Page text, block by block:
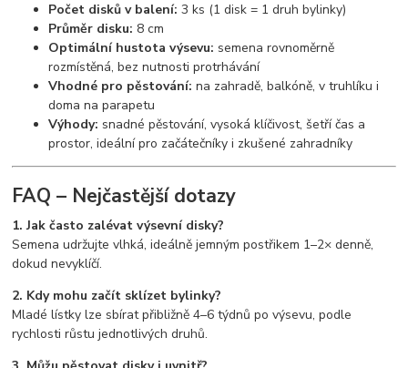
Počet disků v balení: 3 ks (1 disk = 1 druh bylinky)
Průměr disku: 8 cm
Optimální hustota výsevu: semena rovnoměrně
rozmístěná, bez nutnosti protrhávání
Vhodné pro pěstování: na zahradě, balkóně, v truhlíku i
doma na parapetu
Výhody: snadné pěstování, vysoká klíčivost, šetří čas a
prostor, ideální pro začátečníky i zkušené zahradníky
FAQ – Nejčastější dotazy
1. Jak často zalévat výsevní disky?
Semena udržujte vlhká, ideálně jemným postřikem 1–2× denně,
dokud nevyklíčí.
2. Kdy mohu začít sklízet bylinky?
Mladé lístky lze sbírat přibližně 4–6 týdnů po výsevu, podle
rychlosti růstu jednotlivých druhů.